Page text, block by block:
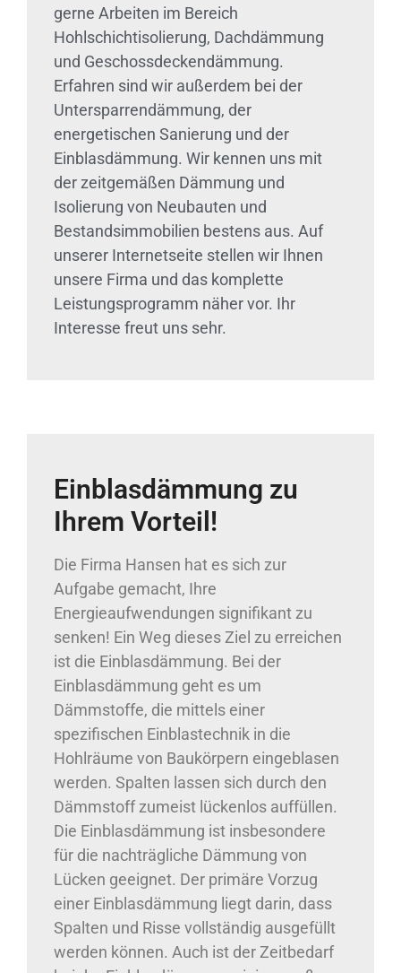
gerne Arbeiten im Bereich
Hohlschichtisolierung, Dachdämmung
und Geschossdeckendämmung.
Erfahren sind wir außerdem bei der
Untersparrendämmung, der
energetischen Sanierung und der
Einblasdämmung. Wir kennen uns mit
der zeitgemäßen Dämmung und
Isolierung von Neubauten und
Bestandsimmobilien bestens aus. Auf
unserer Internetseite stellen wir Ihnen
unsere Firma und das komplette
Leistungsprogramm näher vor. Ihr
Interesse freut uns sehr.
Einblasdämmung zu
Ihrem Vorteil!
Die Firma Hansen hat es sich zur
Aufgabe gemacht, Ihre
Energieaufwendungen signifikant zu
senken! Ein Weg dieses Ziel zu erreichen
ist die Einblasdämmung. Bei der
Einblasdämmung geht es um
Dämmstoffe, die mittels einer
spezifischen Einblastechnik in die
Hohlräume von Baukörpern eingeblasen
werden. Spalten lassen sich durch den
Dämmstoff zumeist lückenlos auffüllen.
Die Einblasdämmung ist insbesondere
für die nachträgliche Dämmung von
Lücken geeignet. Der primäre Vorzug
einer Einblasdämmung liegt darin, dass
Spalten und Risse vollständig ausgefüllt
werden können. Auch ist der Zeitbedarf